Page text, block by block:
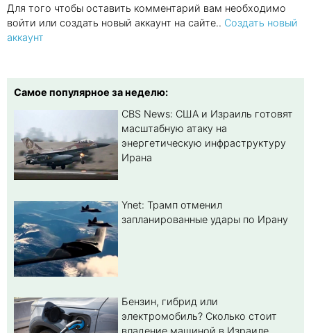
Для того чтобы оставить комментарий вам необходимо
войти или создать новый аккаунт на сайте.. Создать новый
аккаунт
Самое популярное за неделю:
CBS News: США и Израиль готовят
масштабную атаку на
энергетическую инфраструктуру
Ирана
Ynet: Трамп отменил
запланированные удары по Ирану
Бензин, гибрид или
электромобиль? Cколько стоит
владение машиной в Израиле